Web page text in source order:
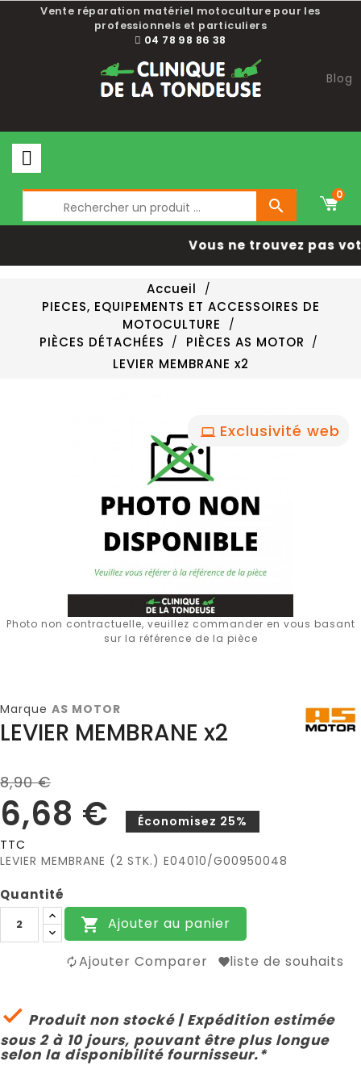
Vente réparation matériel motoculture pour les
professionnels et particuliers
04 78 98 86 38
Blog

0
Vous ne trouvez pas
Accueil
PIECES, EQUIPEMENTS ET ACCESSOIRES DE
MOTOCULTURE
PIÈCES DÉTACHÉES
PIÈCES AS MOTOR
LEVIER MEMBRANE x2
Exclusivité web
Photo non contractuelle, veuillez commander en vous basant
sur la référence de la pièce
Marque AS MOTOR
LEVIER MEMBRANE x2
8,90 €
6,68 €
Économisez 25%
TTC
LEVIER MEMBRANE (2 STK.) E04010/G00950048
Quantité
 Ajouter au panier
Ajouter Comparer liste de souhaits
 Produit non stocké | Expédition estimée
sous 2 à 10 jours, pouvant être plus longue
selon la disponibilité fournisseur.*